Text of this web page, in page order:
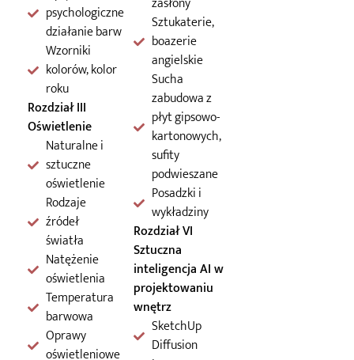
psychologiczne
działanie barw
Wzorniki
kolorów, kolor
roku
Rozdział III
Oświetlenie
Naturalne i
sztuczne
oświetlenie
Rodzaje
źródeł
światła
Natężenie
oświetlenia
Temperatura
barwowa
Oprawy
oświetleniowe
Sztukaterie,
boazerie
angielskie
Sucha
zabudowa z
płyt gipsowo-
kartonowych,
sufity
podwieszane
Posadzki i
wykładziny
Rozdział VI
Sztuczna
inteligencja AI w
projektowaniu
wnętrz
SketchUp
Diffusion